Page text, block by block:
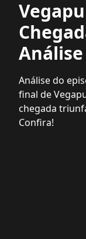
Análise
Análise do
final de
chegada
Confira!